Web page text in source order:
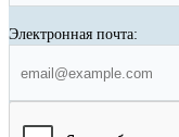
Электронная почта: